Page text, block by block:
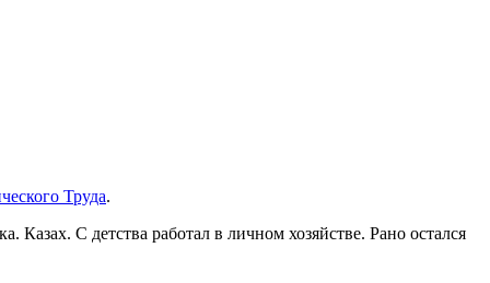
Труда.
Казах. С детства работал в личном хозяйстве. Рано остался